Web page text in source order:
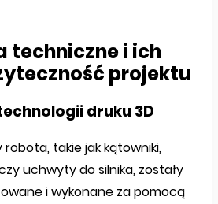
techniczne i ich
projektu
druku 3D
takie jak kątowniki,
uchwyty do silnika, zostały
i wykonane za pomocą